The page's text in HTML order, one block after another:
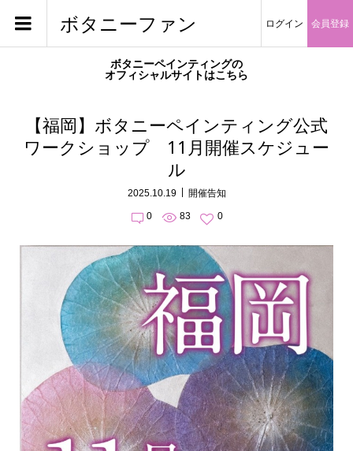
ボタニーファン ログイン 会員登録
ボタニーペインティングの
オフィシャルサイトはこちら
【福岡】ボタニーペインティング公式
ワークショップ 11月開催スケジュー
ル
2025.10.19 開催告知
0 83 0